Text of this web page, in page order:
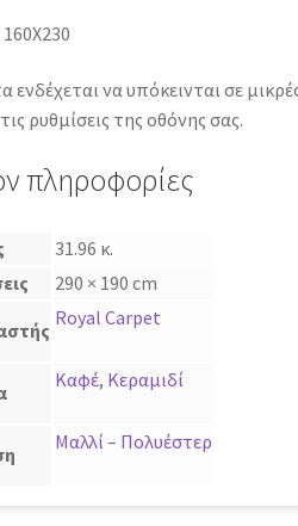
να υπόκεινται σε
ρυθμίσεις της οθόνης σας.
πληροφορίες
31.96 κ.
290 × 190 cm
Royal Carpet
Καφέ, Κεραμιδί
Μαλλί – Πολυέστερ